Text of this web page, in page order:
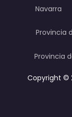
Navarra
Provincia
Provincia
Copyright ©